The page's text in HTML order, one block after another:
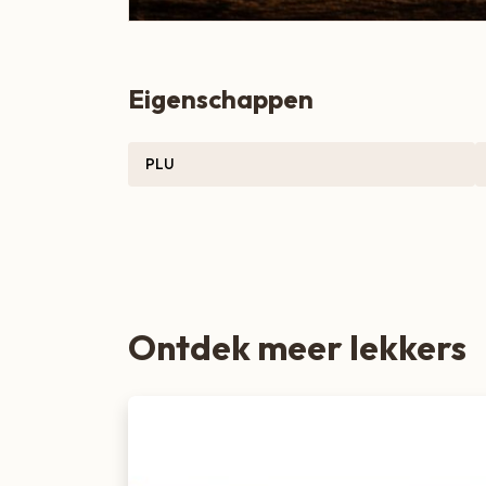
Zoete lekkernijen
Eigenschappen
PLU
Ontdek meer lekkers